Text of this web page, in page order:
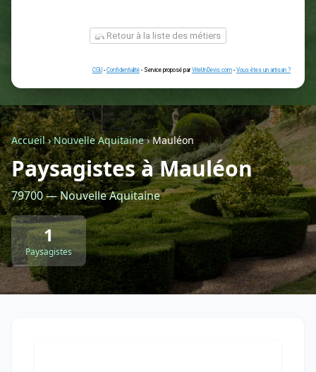
ou
Géolocalisez-moi automatiquement !
Retour à la liste des métiers
CGU-Confidentialité - Service proposé parViteUnDevis.com-Vous
Accueil›Nouvelle Aquitaine›Mauléon
Paysagistes à Mauléon
79700 — Nouvelle Aquitaine
1
Paysagistes